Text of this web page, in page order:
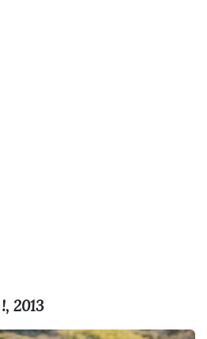
2013